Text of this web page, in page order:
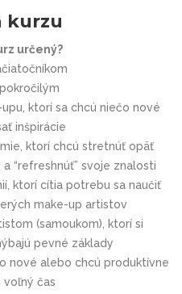
kurzu
určený?
ktorí sa chcú niečo nové
inšpirácie
ktorí chcú stretnúť opäť
“refreshnúť” svoje znalosti
ktorí cítia potrebu sa naučiť
make-up artistov
(samoukom), ktorí si
pevné základy
nové alebo chcú produktívne
voľný čas